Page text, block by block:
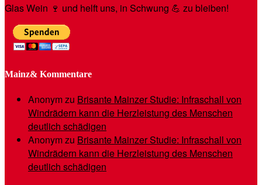
Glas Wein 🍷 und helft uns, in Schwung 💪 zu bleiben!
Mainz& Kommentare
Anonymzu Brisante Mainzer Studie: Infraschall von
Windrädern kann die Herzleistung des Menschen
deutlich schädigen
Anonymzu Brisante Mainzer Studie: Infraschall von
Windrädern kann die Herzleistung des Menschen
deutlich schädigen